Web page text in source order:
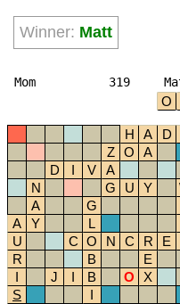
Winner: Matt
Mom 319
O
H A D
Z
O A
D
I V A
N
G U Y
A
G
A
Y L
U
C O N C R E
R
B E
I
J I B O X
S
I